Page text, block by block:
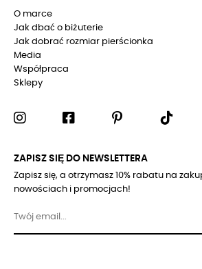
O marce
Jak dbać o biżuterie
Jak dobrać rozmiar pierścionka
Media
Współpraca
Sklepy
ZAPISZ SIĘ DO NEWSLETTERA
Zapisz się, a otrzymasz 10% rabatu na
nowościach i promocjach!